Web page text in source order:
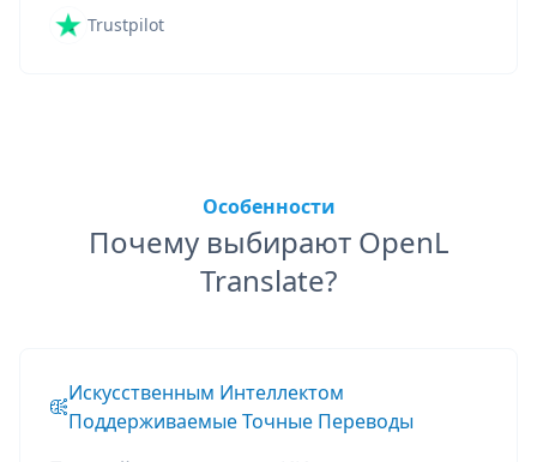
Trustpilot
Особенности
Почему выбирают OpenL
Translate?
Искусственным Интеллектом
Поддерживаемые Точные Переводы